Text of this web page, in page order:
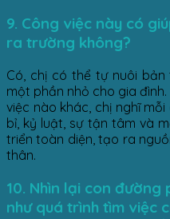
9. Công việc này có
ra trường không?
Có, chị có thể tự nuôi
một phần nhỏ cho gia
việc nào khác, chị nghĩ
bỉ, kỷ luật, sự tận tâm và
triển toàn diện, tạo ra
thân.
10. Nhìn lại con
như quá trình tìm việc